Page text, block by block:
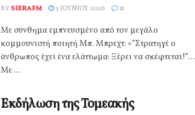
BYSIERAFM 3 ΙΟΥΝΊΟΥ 2026 0
Με σύνθημα εμπνευσμένο από τον μεγάλο
κομμουνιστή ποιητή Μπ. Μπρεχτ: «”Στρατηγέ ο
άνθρωπος έχει ένα ελάττωμα: Ξέρει να σκέφτεται!”…
Με ...
Εκδήλωση της Τομεακής